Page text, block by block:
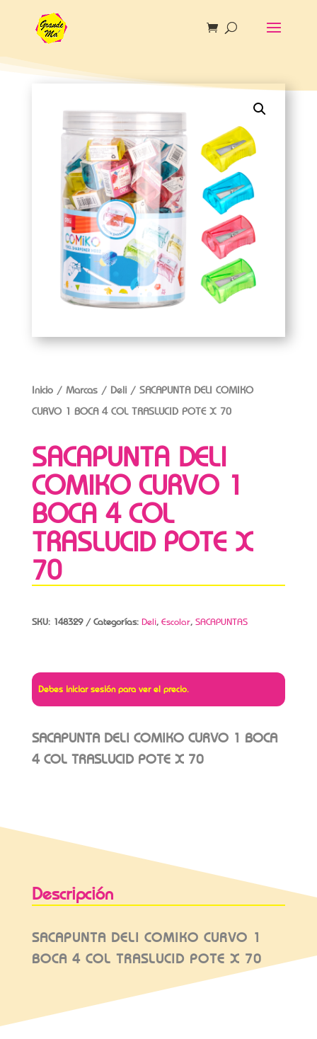
Inicio/ Marcas/ Deli/ SACAPUNTA DELI COMIKO
CURVO 1 BOCA 4 COL TRASLUCID POTE X 70
SACAPUNTA DELI
COMIKO CURVO 1
BOCA 4 COL
TRASLUCID POTE X
70
SKU: 148329 Categorías: Deli, Escolar, SACAPUNTAS
Debes iniciar sesión para ver el precio.
SACAPUNTA DELI COMIKO CURVO 1 BOCA
4 COL TRASLUCID POTE X 70
Descripción
SACAPUNTA DELI COMIKO CURVO 1
BOCA 4 COL TRASLUCID POTE X 70